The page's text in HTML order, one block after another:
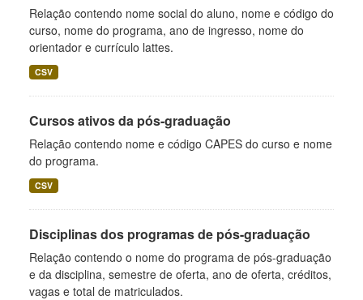
Relação contendo nome social do aluno, nome e código do
curso, nome do programa, ano de ingresso, nome do
orientador e currículo lattes.
CSV
Cursos ativos da pós-graduação
Relação contendo nome e código CAPES do curso e nome
do programa.
CSV
Disciplinas dos programas de pós-graduação
Relação contendo o nome do programa de pós-graduação
e da disciplina, semestre de oferta, ano de oferta, créditos,
vagas e total de matriculados.